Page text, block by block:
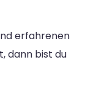
erfahrenen
dann bist du